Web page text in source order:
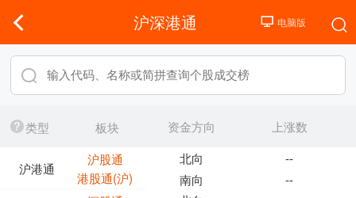
沪深港通
类型 板块
沪港通
沪股通
港股通(沪)
资金方向
上涨数
北向
--
南向
--